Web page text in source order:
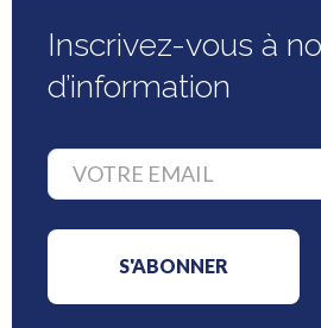
Inscrivez-vous à
d’information